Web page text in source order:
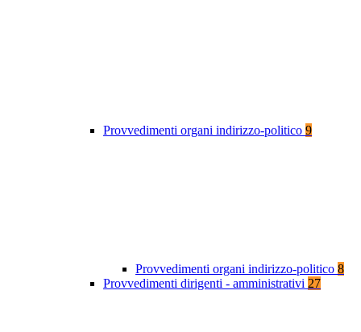
Provvedimenti organi indirizzo-politico 9
Provvedimenti organi indirizzo-politico 8
Provvedimenti dirigenti - amministrativi 27